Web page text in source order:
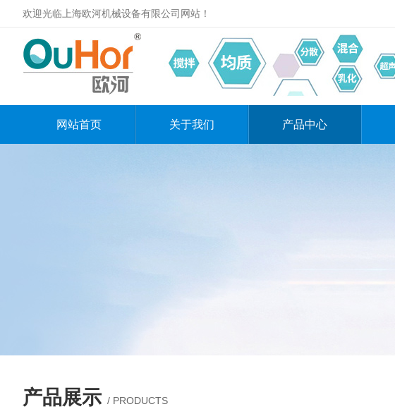
欢迎光临上海欧河机械设备有限公司网站！
网站首页 关于我们 产品中心
产品展示 / PRODUCTS